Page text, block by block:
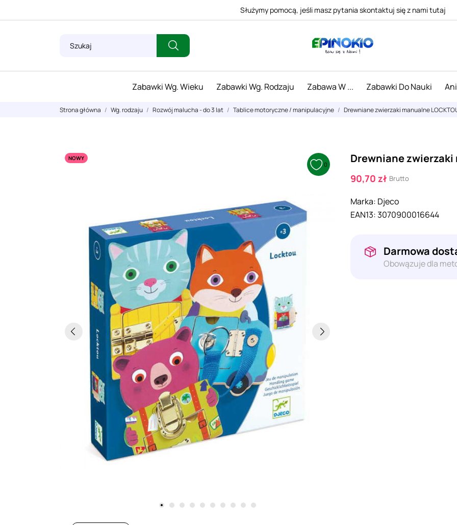
Służymy pomocą, jeśli masz pytania skontaktuj się z nami tutaj
Zabawki Wg. Wieku Zabawki Wg. Rodzaju Zabawa W ... Zabawki Do Nauki
Strona główna Wg. rodzaju Rozwój malucha - do 3 lat Tablice motoryczne / manipulacyjne Drewniane zwierzaki manualne
NOWY
0 Drewniane zwierzaki
90,70 zł Brutto
Marka: Djeco
EAN13:3070900016644
Darmowa
Obowązuje dla